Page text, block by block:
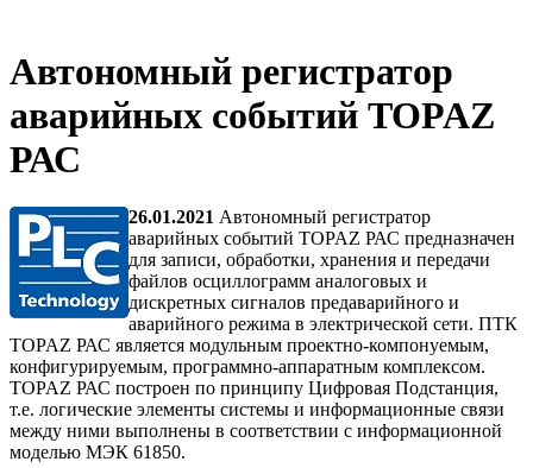
Автономный регистратор
аварийных событий TOPAZ
РАС
26.01.2021 Автономный регистратор
аварийных событий TOPAZ РАС предназначен
для записи, обработки, хранения и передачи
файлов осциллограмм аналоговых и
дискретных сигналов предаварийного и
аварийного режима в электрической сети. ПТК
TOPAZ РАС является модульным проектно-компонуемым,
конфигурируемым, программно-аппаратным комплексом.
TOPAZ РАС построен по принципу Цифровая Подстанция,
т.е. логические элементы системы и информационные связи
между ними выполнены в соответствии с информационной
моделью МЭК 61850.